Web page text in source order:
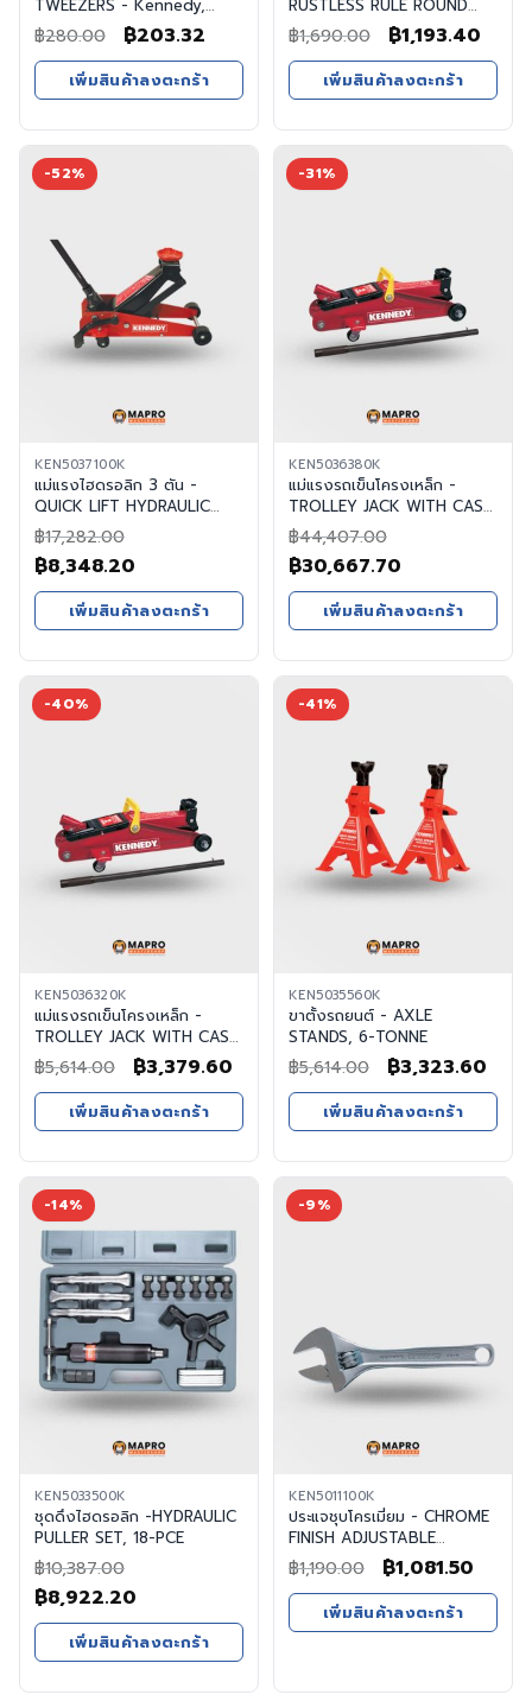
TWEEZERS - Kennedy,
แหนบหนีบชิ้นงาน 120mm
FLAT BLADE PRECISION
TWEEZERS
฿280.00
Original
price
was:
฿280.00.
฿203.32
price
is:
฿203.32.
เพิ่มสินค้าลงตะกร้า
RUSTLESS RULE ROUND
END - Kennedy, ไม้บรรทัด
ขนาน 600mm/24" RIGID
RUSTLESSRULE ROUND END
฿1,690.00
Original
price
was:
฿1,690.00.
฿1,193.40
price
is:
฿
เพิ่มสินค้าลงตะกร้า
-52%
KEN5037100K
แม่แรงไฮดรอลิก 3 ตัน -
QUICK LIFT HYDRAULIC
TROLLEY JACK
฿17,282.00
Original
price
was:
฿17,282.00.
฿8,348.20
price
is:
฿8,348.20.
เพิ่มสินค้าลงตะกร้า
-31%
KEN5036380K
แม่แรงรถเข็นโครงเหล็ก -
TROLLEY JACK WITH CASE,
5-TONNE
฿44,407.00
Original
price
was:
฿44,407.00.
฿30,667.70
price
is:
฿30,667.70.
เพิ่มสินค้าลงตะกร้า
-40%
KEN5036320K
แม่แรงรถเข็นโครงเหล็ก -
TROLLEY JACK WITH CASE,
2-TONNE
฿5,614.00
Original
price
was:
฿5,614.00.
฿3,379.60 Current
price
is:
฿3,379.60.
เพิ่มสินค้าลงตะกร้า
-41%
KEN5035560K
ขาตั้งรถยนต์ - AXLE
STANDS, 6-TONNE
฿5,614.00
Original
price
was:
฿5,614.00.
฿3,323.60
is:
฿
เพิ่มสินค้าลงตะกร้า
-14%
KEN5033500K
ชุดดึงไฮดรอลิก -HYDRAULIC
PULLER SET, 18-PCE
฿10,387.00
Original
price
was:
฿10,387.00.
฿8,922.20
price
is:
฿8,922.20.
เพิ่มสินค้าลงตะกร้า
-9%
KEN5011100K
ประแจชุบโครเมี่ยม - CHROME
FINISH ADJUSTABLE
WRENCH, 250mm/10"
฿1,190.00
Original
price
was:
฿1,081.50
price
is:
เพิ่มสินค้าลงตะกร้า